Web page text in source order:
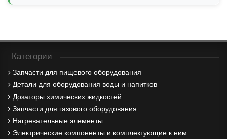
Категории
Запчасти для пищевого оборудования
Детали для оборудования воды и напитков
Дозаторы химических жидкостей
Запчасти для газового оборудования
Нагревательные элементы
Электрические компоненты и комплектующие к ним